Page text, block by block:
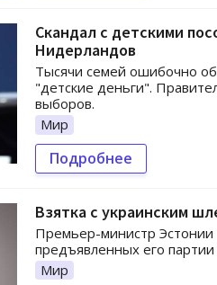
Скандал с детскими
Нидерландов
Тысячи семей ошибочно
"детские деньги".
выборов.
Мир
Подробнее
Взятка с украинским
Премьер-министр Эстонии
предъявленных его
Мир